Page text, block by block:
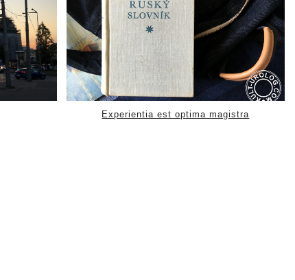
Experientia est optima magistra